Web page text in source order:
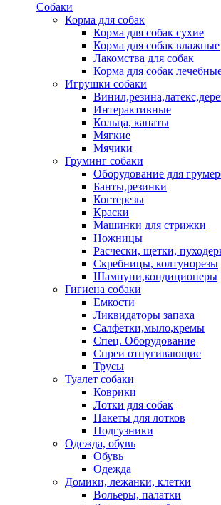
Собаки
Корма для собак
Корма для собак сухие
Корма для собак влажные
Лакомства для собак
Корма для собак
Игрушки собаки
Интерактивные
Кольца, канаты
Мягкие
Мячики
Груминг собаки
Оборудование для
Банты,резинки
Когтерезы
Краски
Машинки для стрижки
Ножницы
Расчески, щетки,
Скребницы, колтунорезы
Шампуни,кондиционеры
Гигиена собаки
Емкости
Ликвидаторы запаха
Салфетки,мыло,кремы
Спец. Оборудование
Спреи отпугивающие
Трусы
Туалет собаки
Коврики
Лотки для собак
Пакеты для лотков
Подгузники
Одежда, обувь
Обувь
Одежда
Домики, лежанки, клетки
Вольеры, палатки